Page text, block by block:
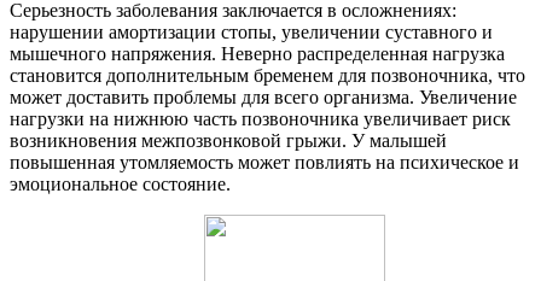
Серьезность заболевания заключается в осложнениях:
нарушении амортизации стопы, увеличении суставного и
мышечного напряжения. Неверно распределенная нагрузка
становится дополнительным бременем для позвоночника, что
может доставить проблемы для всего организма. Увеличение
нагрузки на нижнюю часть позвоночника увеличивает риск
возникновения межпозвонковой грыжи. У малышей
повышенная утомляемость может повлиять на психическое и
эмоциональное состояние.